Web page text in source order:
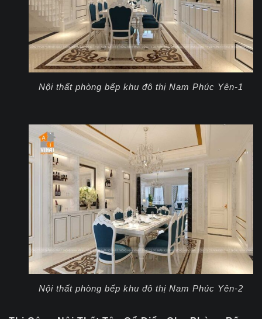
Nội thất phòng bếp khu đô thị Nam Phúc Yên-1
Nội thất phòng bếp khu đô thị Nam Phúc Yên-2